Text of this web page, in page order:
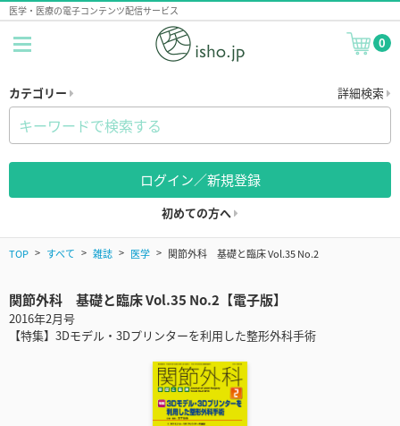
医学・医療の電子コンテンツ配信サービス
0
カテゴリー 詳細検索
ログイン／新規登録
初めての方へ
TOP すべて 雑誌 医学 関節外科 基礎と臨床 Vol.35 No.2
関節外科 基礎と臨床 Vol.35 No.2【電子版】
2016年2月号
【特集】3Dモデル・3Dプリンターを利用した整形外科手術